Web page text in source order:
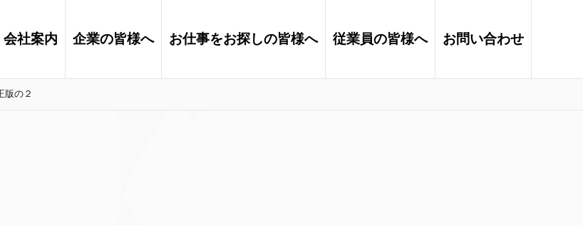
会社案内 企業の皆様へ お仕事をお探しの皆様へ 従業員の皆様へ お問い合わせ
版の２